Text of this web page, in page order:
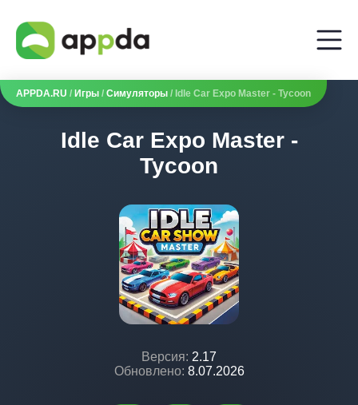
APPDA.RU / Игры / Симуляторы / Idle Car Expo Master - Tycoon
Idle Car Expo Master -
Tycoon
Версия: 2.17
Обновлено: 8.07.2026